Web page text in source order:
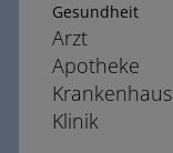
Gesundheit
Arzt
Apotheke
Krankenhaus
Klinik